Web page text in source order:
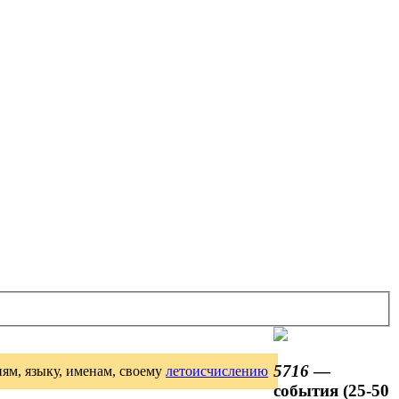
языку, именам, своему летоисчислению 5716—
события (25-50